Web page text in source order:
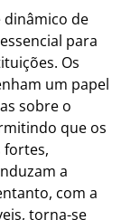
dinâmico de
para
Os
um papel
sobre o
que os
fortes,
a
com a
torna-se